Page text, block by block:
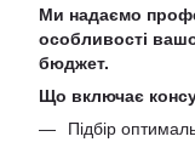
Ми надаємо
особливості
бюджет.
Що включає
Підбір